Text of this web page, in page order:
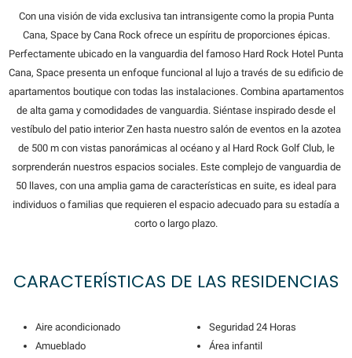
Con una visión de vida exclusiva tan intransigente como la propia Punta
Cana, Space by Cana Rock ofrece un espíritu de proporciones épicas.
Perfectamente ubicado en la vanguardia del famoso Hard Rock Hotel Punta
Cana, Space presenta un enfoque funcional al lujo a través de su edificio de
apartamentos boutique con todas las instalaciones. Combina apartamentos
de alta gama y comodidades de vanguardia. Siéntase inspirado desde el
vestíbulo del patio interior Zen hasta nuestro salón de eventos en la azotea
de 500 m con vistas panorámicas al océano y al Hard Rock Golf Club, le
sorprenderán nuestros espacios sociales. Este complejo de vanguardia de
50 llaves, con una amplia gama de características en suite, es ideal para
individuos o familias que requieren el espacio adecuado para su estadía a
corto o largo plazo.
CARACTERÍSTICAS DE LAS RESIDENCIAS
Aire acondicionado
Amueblado
Seguridad 24 Horas
Área infantil